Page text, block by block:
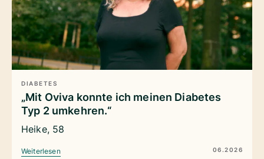
DIABETES
„Mit Oviva konnte ich meinen Diabetes
Typ 2 umkehren.“
Heike, 58
Weiterlesen 06.2026